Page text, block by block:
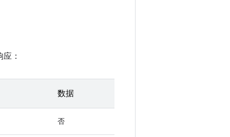
：
数据
否